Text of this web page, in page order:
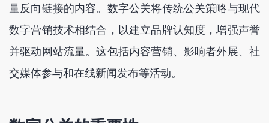
量反向链接的内容。数字公关将传统公关策略与现代
数字营销技术相结合，以建立品牌认知度，增强声誉
并驱动网站流量。这包括内容营销、影响者外展、社
交媒体参与和在线新闻发布等活动。